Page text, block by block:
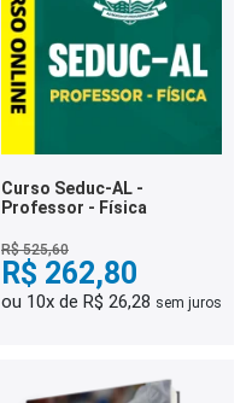
Curso Seduc-AL -
Professor - Física
R$ 525,60
R$ 262,80
ou 10x de R$ 26,28 sem juros